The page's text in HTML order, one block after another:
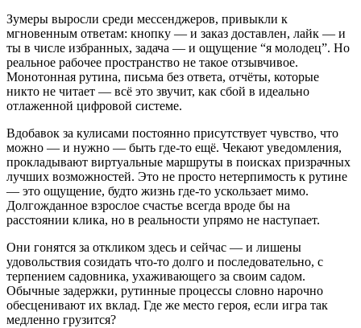
Зумеры выросли среди мессенджеров, привыкли к
мгновенным ответам: кнопку — и заказ доставлен, лайк — и
ты в числе избранных, задача — и ощущение “я молодец”. Но
реальное рабочее пространство не такое отзывчивое.
Монотонная рутина, письма без ответа, отчёты, которые
никто не читает — всё это звучит, как сбой в идеально
отлаженной цифровой системе.
Вдобавок за кулисами постоянно присутствует чувство, что
можно — и нужно — быть где-то ещё. Чекают уведомления,
прокладывают виртуальные маршруты в поисках призрачных
лучших возможностей. Это не просто нетерпимость к рутине
— это ощущение, будто жизнь где-то ускользает мимо.
Долгожданное взрослое счастье всегда вроде бы на
расстоянии клика, но в реальности упрямо не наступает.
Они гонятся за откликом здесь и сейчас — и лишены
удовольствия созидать что-то долго и последовательно, с
терпением садовника, ухаживающего за своим садом.
Обычные задержки, рутинные процессы словно нарочно
обесценивают их вклад. Где же место героя, если игра так
медленно грузится?